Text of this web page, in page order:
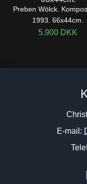
Preben Wölck.
1993. 66x44cm.
5.900 DKK
E-mail: